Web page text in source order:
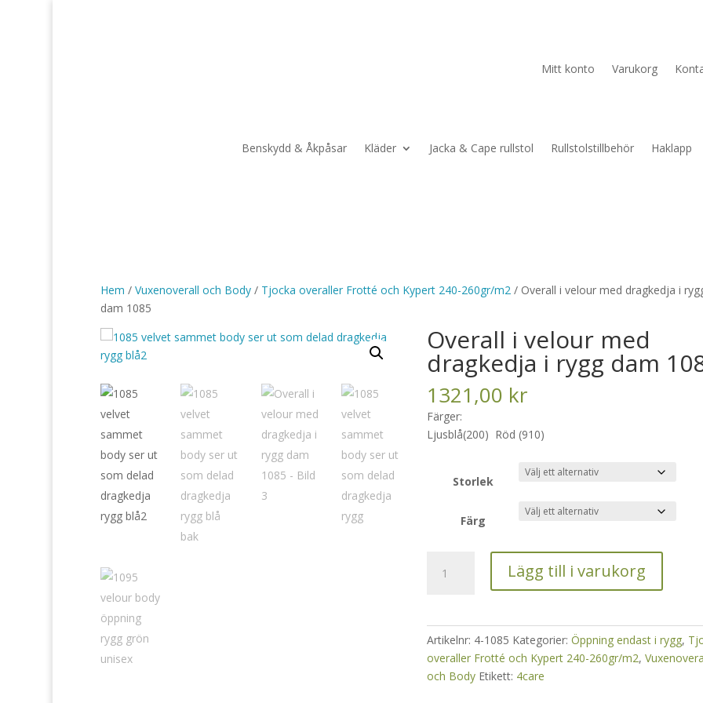
Mitt konto Varukorg
Benskydd & Åkpåsar Kläder Jacka & Cape rullstol Rullstolstillbehör Haklapp
Hem / Vuxenoverall och Body/ Tjocka overaller Frotté och Kypert 240-260gr/m2 / Overall i velour med dragkedja i
dam 1085
Overall i velour med
dragkedja i rygg dam
1321,00 kr
Färger:
Ljusblå(200) Röd (910)
Storlek
Färg
Lägg till i varukorg
Artikelnr: 4-1085 Kategorier:Öppning endast i rygg,
overaller Frotté och Kypert 240-260gr/m2,
och Body Etikett: 4care